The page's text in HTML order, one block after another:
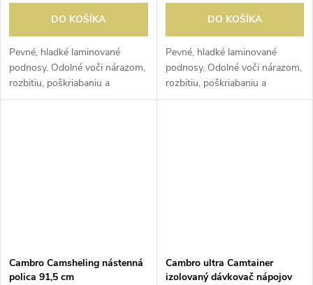
DO KOŠÍKA
Pevné, hladké laminované
podnosy. Odolné voči nárazom,
rozbitiu, poškriabaniu a
škvrnám. Odoláva teplotám od
DO KOŠÍKA
Pevné, hladké laminované
podnosy. Odolné voči nárazom,
rozbitiu, poškriabaniu a
škvrnám. Odoláva teplotám od
Cambro Camsheling nástenná
polica 91,5 cm
Cambro ultra Camtainer
izolovaný dávkovač nápojov